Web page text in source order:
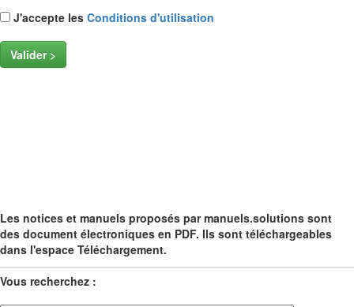
J'accepte les Conditions d'utilisation
Valider >
Les notices et manuels proposés par manuels.solutions sont
des document électroniques en PDF. Ils sont téléchargeables
dans l'espace Téléchargement.
Vous recherchez :